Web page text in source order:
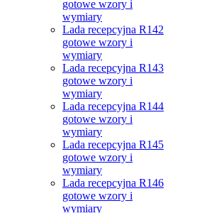
gotowe wzory i
wymiary
Lada recepcyjna R142
gotowe wzory i
wymiary
Lada recepcyjna R143
gotowe wzory i
wymiary
Lada recepcyjna R144
gotowe wzory i
wymiary
Lada recepcyjna R145
gotowe wzory i
wymiary
Lada recepcyjna R146
gotowe wzory i
wymiary